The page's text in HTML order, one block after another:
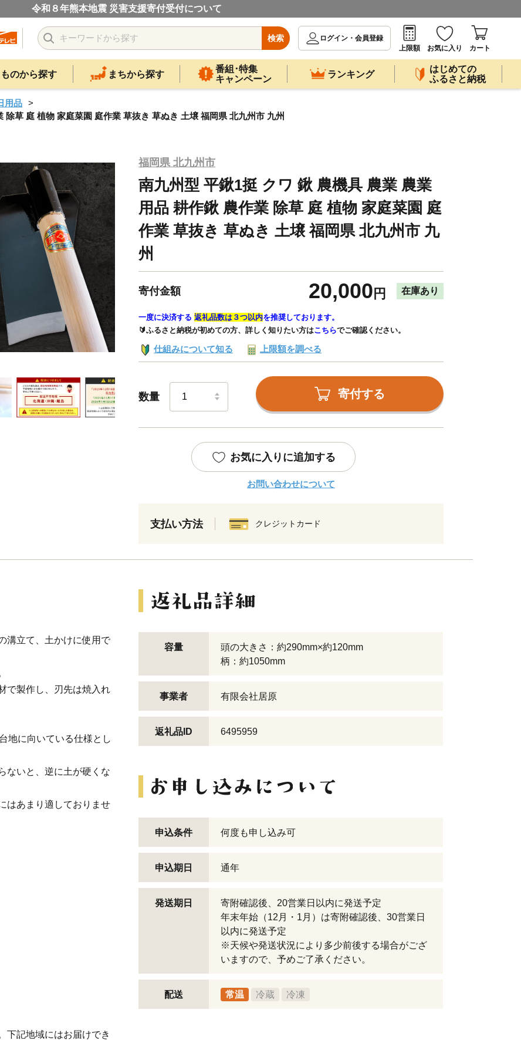
令和８年熊本地震 災害支援寄付受付について
検索
ログイン・会員登録
上限額
お気に入り カート
ものから探す まちから探す
番組･特集
キャンペーン
ランキング
はじめての
ふるさと納税
用品
草 庭 植物 家庭菜園 庭作業 草抜き 草ぬき 土壌 福岡県 北九州市 九州
福岡県 北九州市
南九州型 平鍬1挺 クワ 鍬 農機具 農業 農業
用品 耕作鍬 農作業 除草 庭 植物 家庭菜園 庭
作業 草抜き 草ぬき 土壌 福岡県 北九州市 九
州
寄付金額 20,000 円 在庫あり
一度に決済する 返礼品数は３つ以内を推奨しております。
🔰ふるさと納税が初めての方、詳しく知りたい方はこちらでご確認ください。
仕組みについて知る 上限額を調べる
数量 寄付する
お気に入りに追加する
お問い合わせについて
支払い方法 クレジットカード
溝立て、土かけに使用で
で製作し、刃先は焼入れ
地に向いている仕様とし
ないと、逆に土が硬くな
はあまり適しておりませ
下記地域にはお届けでき
容量
頭の大きさ：約290mm×約120mm
柄：約1050mm
事業者 有限会社居原
返礼品ID 6495959
申込条件 何度も申し込み可
申込期日 通年
発送期日
寄附確認後、20営業日以内に発送予定
年末年始（12月・1月）は寄附確認後、30営業日
以内に発送予定
※天候や発送状況により多少前後する場合がござ
いますので、予めご了承ください。
配送 常温 冷蔵 冷凍